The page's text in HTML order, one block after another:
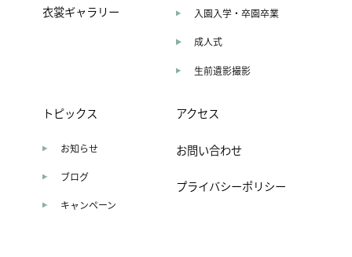
衣裳ギャラリー 入園入学・卒園卒業
成人式
生前遺影撮影
トピックス
お知らせ
ブログ
キャンペーン
アクセス
お問い合わせ
プライバシーポリシー